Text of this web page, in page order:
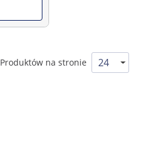
Produktów na stronie